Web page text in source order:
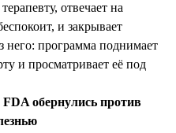
отвечает на
и закрывает
него: программа поднимает
и просматривает её под
обернулись против